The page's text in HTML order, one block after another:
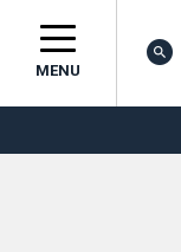
MENU